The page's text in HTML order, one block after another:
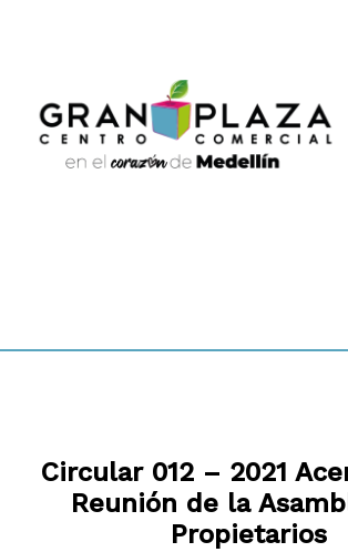
Circular 012 – 2021
Reunión de la
Propietarios